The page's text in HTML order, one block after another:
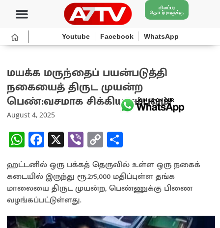
விளம்பர
தொடர்புகளுக்கு
Youtube Facebook WhatsApp
மயக்க மருந்தைப் பயன்படுத்தி
நகையைத் திருட முயன்ற
பெண்:வசமாக சிக்கிய சம்பவம்!
August 4, 2025
W
h
at
sA
p
p
Fa
ce
b
o
o
k
X Vi
b
er
C
o
py
Li
k
h
ar
e
ஹட்டனில் ஒரு பக்கத் தெருவில் உள்ள ஒரு நகைக்
கடையில் இருந்து ரூ.275,000 மதிப்புள்ள தங்க
மாலையை திருட முயன்ற, பெண்ணுக்கு பிணை
வழங்கப்பட்டுள்ளது.